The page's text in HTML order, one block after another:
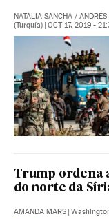
NATALIA SANCHA /
(Turquía) | OCT 17, 2019 -
Trump ordena
do norte da
AMANDA MARS |